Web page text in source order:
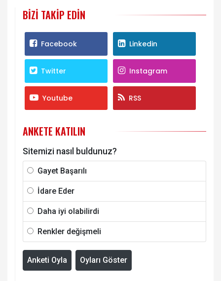
BIZI TAKIP EDIN
Facebook Linkedin
Twitter Instagram
Youtube RSS
ANKETE KATILIN
Sitemizi nasıl buldunuz?
Gayet Başarılı
İdare Eder
Daha iyi olabilirdi
Renkler değişmeli
Anketi Oyla Oyları Göster